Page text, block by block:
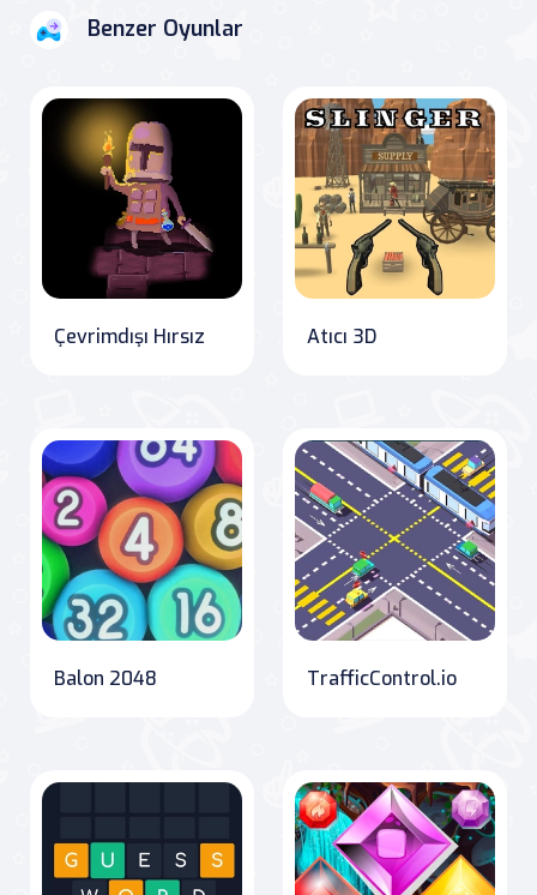
Benzer Oyunlar
Çevrimdışı Hırsız Atıcı 3D
Balon 2048 TrafficControl.io